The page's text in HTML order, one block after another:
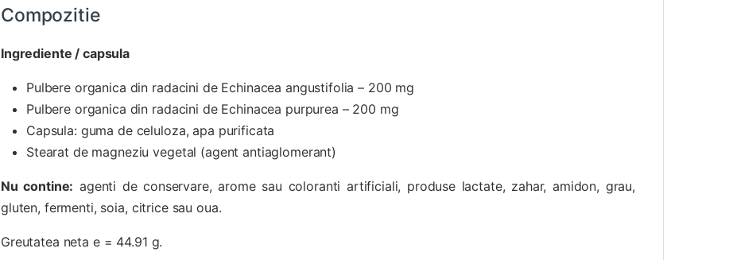
Compozitie
Ingrediente / capsula
Pulbere organica din radacini de Echinacea angustifolia – 200 mg
Pulbere organica din radacini de Echinacea purpurea – 200 mg
Capsula: guma de celuloza, apa purificata
Stearat de magneziu vegetal (agent antiaglomerant)
Nu contine: agenti de conservare, arome sau coloranti artificiali, produse lactate, zahar, amidon, grau,
gluten, fermenti, soia, citrice sau oua.
Greutatea neta e = 44.91 g.